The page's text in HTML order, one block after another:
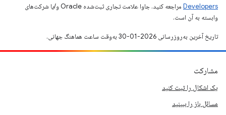
Developers‏
مراجعه کنید. جاوا علامت تجاری ثبت‌شده Oracle و/یا شرکت‌های
وابسته به آن است.
تاریخ آخرین به‌روزرسانی 2026-01-30 به‌وقت ساعت هماهنگ جهانی.
مشارکت
یک اشکال را ثبت کنید
مسائل باز را ببینید